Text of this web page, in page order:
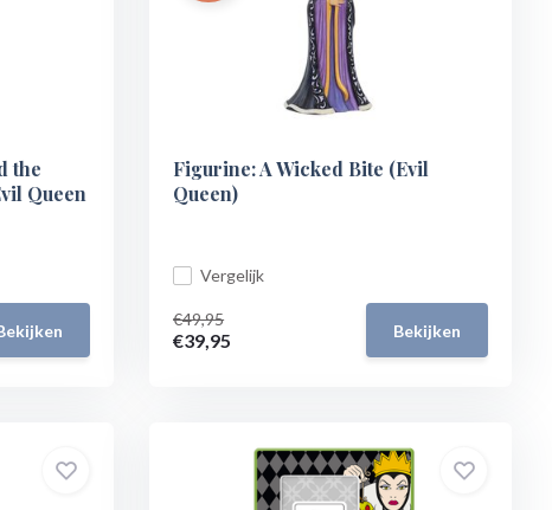
the
Queen
Figurine: A Wicked Bite (Evil
Queen)
Vergelijk
€49,95
€39,95 Bekijken